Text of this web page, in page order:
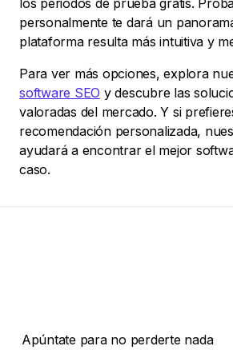
los periodos de prueba gratis.
personalmente te dará un
plataforma resulta más intuitiva y
Para ver más opciones, explora
software SEO y descubre las
valoradas del mercado. Y si
recomendación personalizada,
ayudará a encontrar el mejor
caso.
Apúntate para no perderte nada